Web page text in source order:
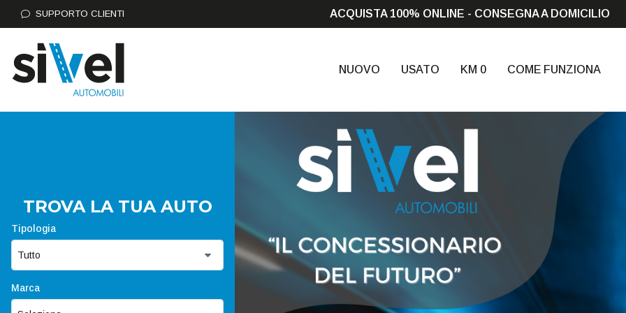
SUPPORTO CLIENTI ACQUISTA 100% ONLINE - CONSEGNA A DOMICILIO
NUOVO USATO KM 0 COME FUNZIONA
TROVA LA TUA AUTO
Tipologia
Marca